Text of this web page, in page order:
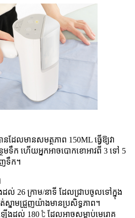
ែលមានសមត្ថភាព 150ML ធ្វើឱ្យវា
ែមទឹក ហើយអ្នកអាចបោកខោអាវពី 3 ទៅ 5
ទឹក។
ល់ 26 ក្រាម/នាទី ដែលជ្រាបចូលទៅក្នុង
ស្នាមជ្រួញយ៉ាងមានប្រសិទ្ធភាព។
ដល់ 180 ℃ ដែលអាចសម្លាប់មេរោគ